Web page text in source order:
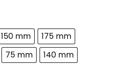
150 mm
175 mm
75 mm
140 mm